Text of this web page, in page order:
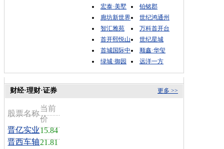
宏泰·美墅
铂铭郡
廊坊新世界
世纪鸿通州
智汇雅苑
万科首开台
首开熙悦山
世纪星城
首城国际中
顺鑫·华玺
绿城·御园
远洋一方
更多 >>
财经·理财·证券
股票名称
当前
价
晋亿实业15.84
晋西车轴21.81